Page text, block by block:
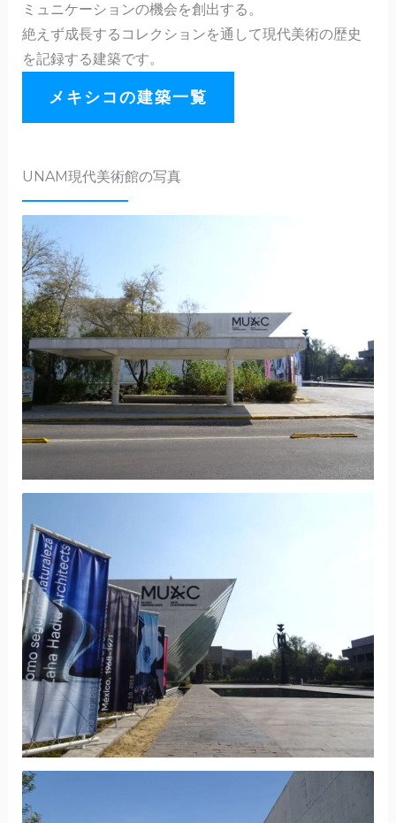
ミュニケーションの機会を創出する。
絶えず成長するコレクションを通して現代美術の歴史
を記録する建築です。
メキシコの建築一覧
UNAM現代美術館の写真